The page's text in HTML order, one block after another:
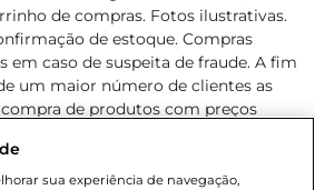
de compras. Fotos ilustrativas.
de estoque. Compras
em caso de suspeita de fraude. A fim
um maior número de clientes as
de produtos com preços
e condições são exclusivos para
durante o dia de hoje, podendo
sua experiência de navegação,